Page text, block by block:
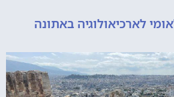
באתונה